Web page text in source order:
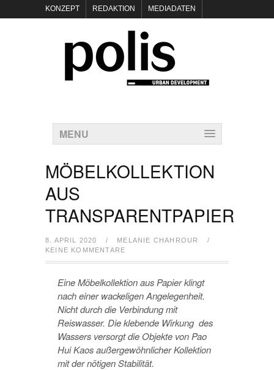
KONZEPT REDAKTION MEDIADATEN
POLIS KEYNOTES
KONTAKT DATENSCHUTZ IMPRESSUM
MENU
MÖBELKOLLEKTION
AUS
TRANSPARENTPAPIER
8. APRIL 2020 / MELANIE CHAHROUR
/
KEINE KOMMENTARE
Eine Möbelkollektion aus Papier klingt
nach einer wackeligen Angelegenheit.
Nicht durch die Verbindung mit
Reiswasser. Die klebende Wirkung des
Wassers versorgt die Objekte von Pao
Hui Kaos außergewöhnlicher Kollektion
mit der nötigen Stabilität.